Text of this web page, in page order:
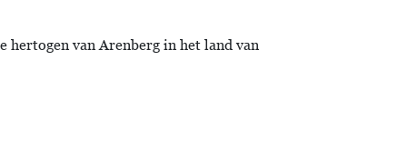
hertogen van Arenberg in het land van